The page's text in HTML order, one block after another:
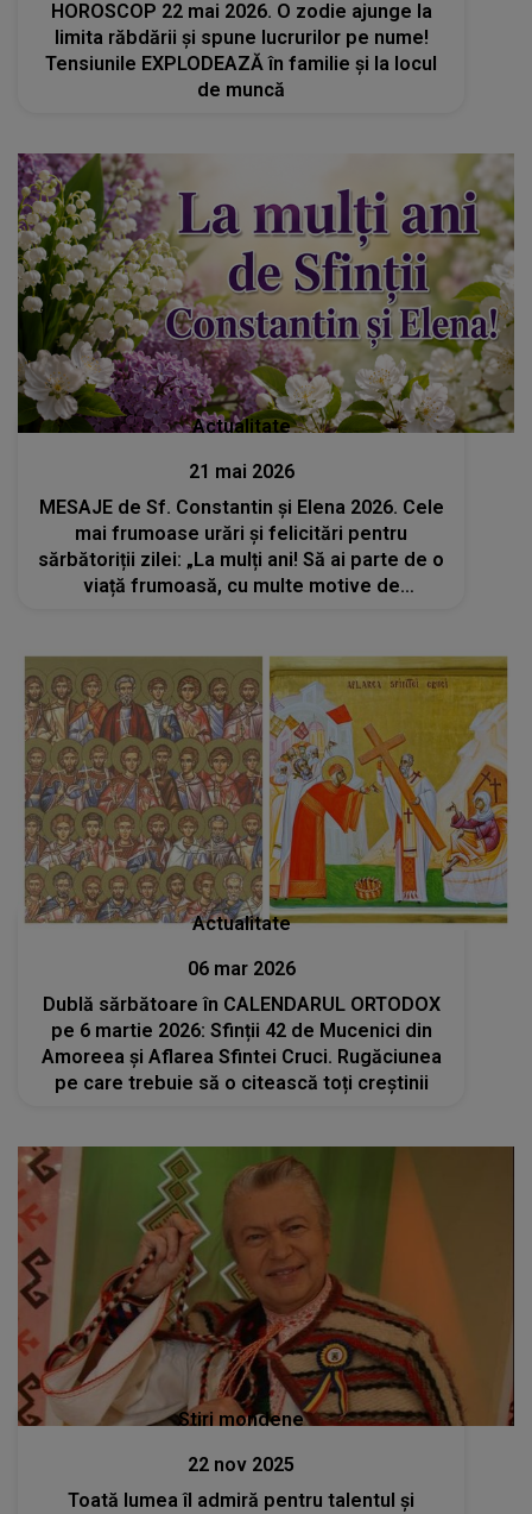
HOROSCOP 22 mai 2026. O zodie ajunge la
limita răbdării și spune lucrurilor pe nume!
Tensiunile EXPLODEAZĂ în familie și la locul
de muncă
Actualitate
21 mai 2026
MESAJE de Sf. Constantin și Elena 2026. Cele
mai frumoase urări și felicitări pentru
sărbătoriții zilei: „La mulți ani! Să ai parte de o
viață frumoasă, cu multe motive de
Actualitate
06 mar 2026
Dublă sărbătoare în CALENDARUL ORTODOX
pe 6 martie 2026: Sfinții 42 de Mucenici din
Amoreea și Aflarea Sfintei Cruci. Rugăciunea
pe care trebuie să o citească toți creștinii
Stiri mondene
22 nov 2025
Toată lumea îl admiră pentru talentul și